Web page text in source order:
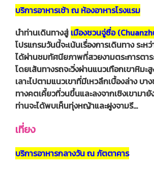
บริการอาหารเช้า ณ ห้องอาหารโรงแรม
นำท่านเดินทางสู่ เมืองชวนจู่ซื่อ
โปรแกรมวันนี้จะเน้นเรื่องการเดินทาง ระห
ได้ผ่านชมทัศนียภาพที่สวยงามตระการตาร
โดยเส้นทางรถจะวิ่งผ่านแนวเทือกเขาหิม
เลาะไปตามแนวเขาที่มีเหวลึกเบื้องล่าง บา
ทางคตเคี้ยวที่วนขึ้นและลงจากเชิงเขามายั
ท่านจะได้พบเห็นทุ่งหญ้าและฝูงจามรี…
เที่ยง
บริการอาหารกลางวัน ณ ภัตตาคาร